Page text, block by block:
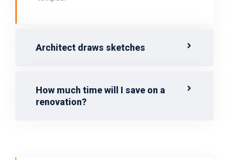
Architect draws sketches
How much time will I save on a
renovation?